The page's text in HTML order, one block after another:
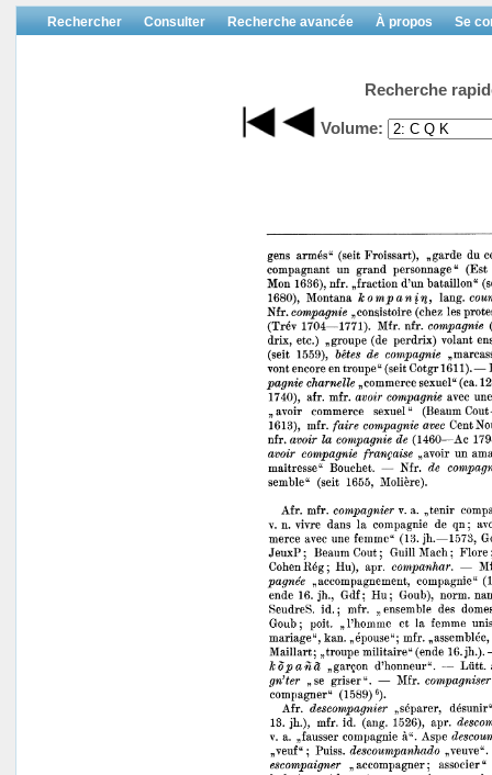
Rechercher Consulter Recherche avancée À propos Se
Recherche
Volume: